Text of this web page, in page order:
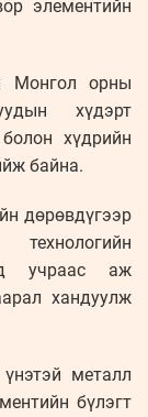
элементийн
Монгол орны
хүдэрт
хүдрийн
байна.
дөрөвдүгээр
учраас аж
хандуулж
металл
бүлэгт